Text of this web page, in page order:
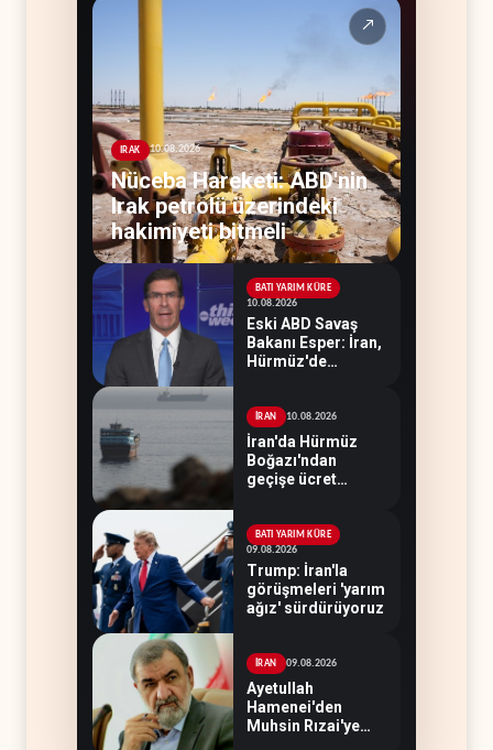
↗
IRAK 10.08.2026
Nüceba Hareketi: ABD'nin
Irak petrolü üzerindeki
hakimiyeti bitmeli
BATI YARIM KÜRE
10.08.2026
Eski ABD Savaş
Bakanı Esper: İran,
Hürmüz'de
olduğuna inanıyor
İRAN 10.08.2026
İran'da Hürmüz
Boğazı'ndan
geçişe ücret
BATI YARIM KÜRE
09.08.2026
Trump: İran'la
görüşmeleri 'yarım
ağız' sürdürüyoruz
İRAN 09.08.2026
Ayetullah
Hamenei'den
Muhsin Rızai'ye